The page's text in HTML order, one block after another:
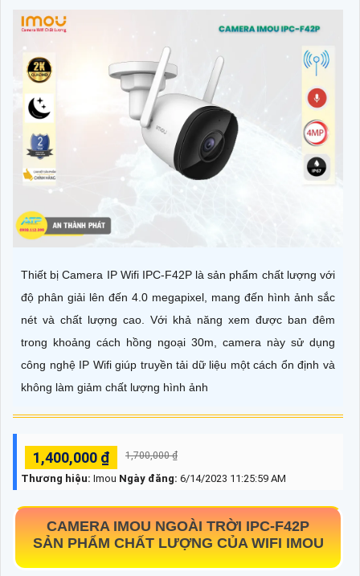
Thiết bị Camera IP Wifi IPC-F42P là sản phẩm chất lượng với
độ phân giải lên đến 4.0 megapixel, mang đến hình ảnh sắc
nét và chất lượng cao. Với khả năng xem được ban đêm
trong khoảng cách hồng ngoại 30m, camera này sử dụng
công nghệ IP Wifi giúp truyền tải dữ liệu một cách ổn định và
không làm giảm chất lượng hình ảnh
1,400,000 ₫ 1,700,000 ₫
Thương hiệu: Imou Ngày đăng: 6/14/2023 11:25:59 AM
CAMERA IMOU NGOÀI TRỜI IPC-F42P
SẢN PHẨM CHẤT LƯỢNG CỦA WIFI IMOU